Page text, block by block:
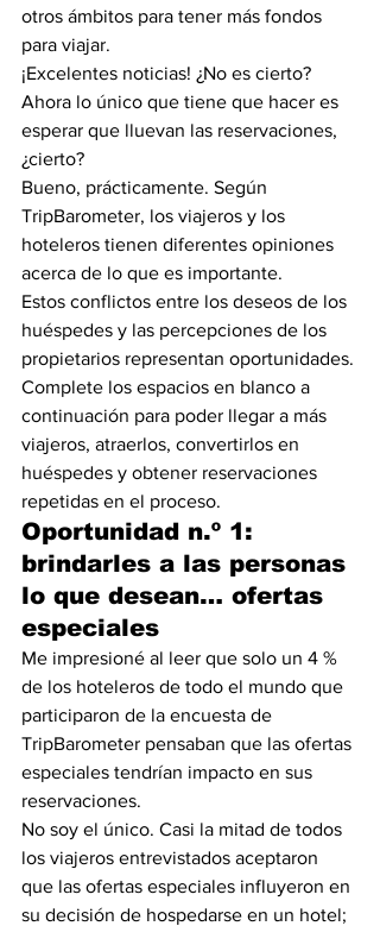
otros ámbitos para tener más fondos
para viajar.
¡Excelentes noticias! ¿No es cierto?
Ahora lo único que tiene que hacer es
esperar que lluevan las reservaciones,
¿cierto?
Bueno, prácticamente. Según
TripBarometer, los viajeros y los
hoteleros tienen diferentes opiniones
acerca de lo que es importante.
Estos conflictos entre los deseos de los
huéspedes y las percepciones de los
propietarios representan oportunidades.
Complete los espacios en blanco a
continuación para poder llegar a más
viajeros, atraerlos, convertirlos en
huéspedes y obtener reservaciones
repetidas en el proceso.
Oportunidad n.º 1:
brindarles a las personas
lo que desean… ofertas
especiales
Me impresioné al leer que solo un 4 %
de los hoteleros de todo el mundo que
participaron de la encuesta de
TripBarometer pensaban que las ofertas
especiales tendrían impacto en sus
reservaciones.
No soy el único. Casi la mitad de todos
los viajeros entrevistados aceptaron
que las ofertas especiales influyeron en
su decisión de hospedarse en un hotel;